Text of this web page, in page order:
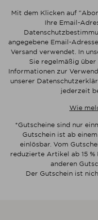
Mit dem Klicken auf
Ihre Email-
angegebene Email-
Versand verwendet. In
Sie regelmäßig
Informationen zur
unserer
jederzeit
Wie
*Gutscheine sind nur
Gutschein ist ab
einlösbar. Vom
reduzierte Artikel ab 15
anderen
Der Gutschein ist